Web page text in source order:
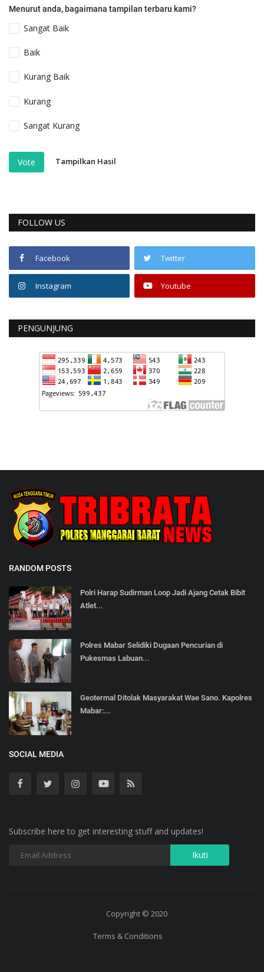
Menurut anda, bagaimana tampilan terbaru kami?
Sangat Baik
Baik
Kurang Baik
Kurang
Sangat Kurang
Vote Tampilkan Hasil
FOLLOW US
Facebook Twitter
Instagram Youtube
PENGUNJUNG
RANDOM POSTS
Polri Harap Sudirman Loop Jadi Ajang Cetak Bibit
Atlet...
Polres Mabar Selidiki Dugaan Pencurian di
Pukesmas Labuan...
Geotermal Ditolak Masyarakat Wae Sano. Kapolres
Mabar:...
SOCIAL MEDIA
Subscribe here to get interesting stuff and updates!
Copyright © 2020
Terms & Conditions